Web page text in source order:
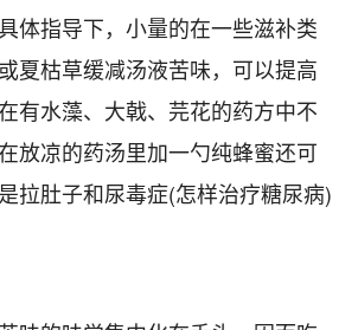
指导下，小量的在一些滋补类
夏枯草缓减汤液苦味，可以提高
有水藻、大戟、芫花的药方中不
放凉的药汤里加一勺纯蜂蜜还可
拉肚子和尿毒症(怎样治疗糖尿病)